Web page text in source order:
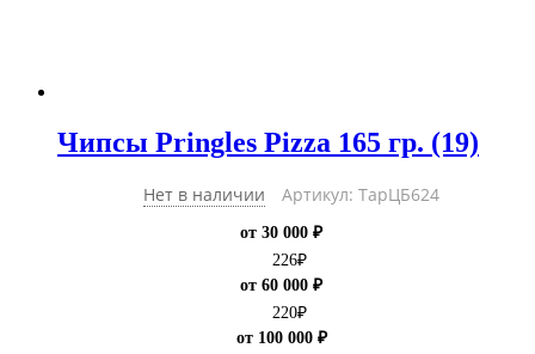
Чипсы Pringles Pizza 165 гр. (19)
Нет в наличии Артикул: ТарЦБ624
от 30 000 ₽
226₽
от 60 000 ₽
220₽
от 100 000 ₽